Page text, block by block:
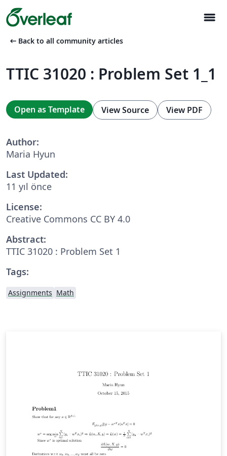
menu
arrow_left_alt Back to all community articles
TTIC 31020 : Problem Set 1_1
Open as Template View Source View PDF
Author:
Maria Hyun
Last Updated:
11 yıl önce
License:
Creative Commons CC BY 4.0
Abstract:
TTIC 31020 : Problem Set 1
Tags:
Assignments Math